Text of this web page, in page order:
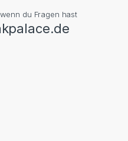
du Fragen hast